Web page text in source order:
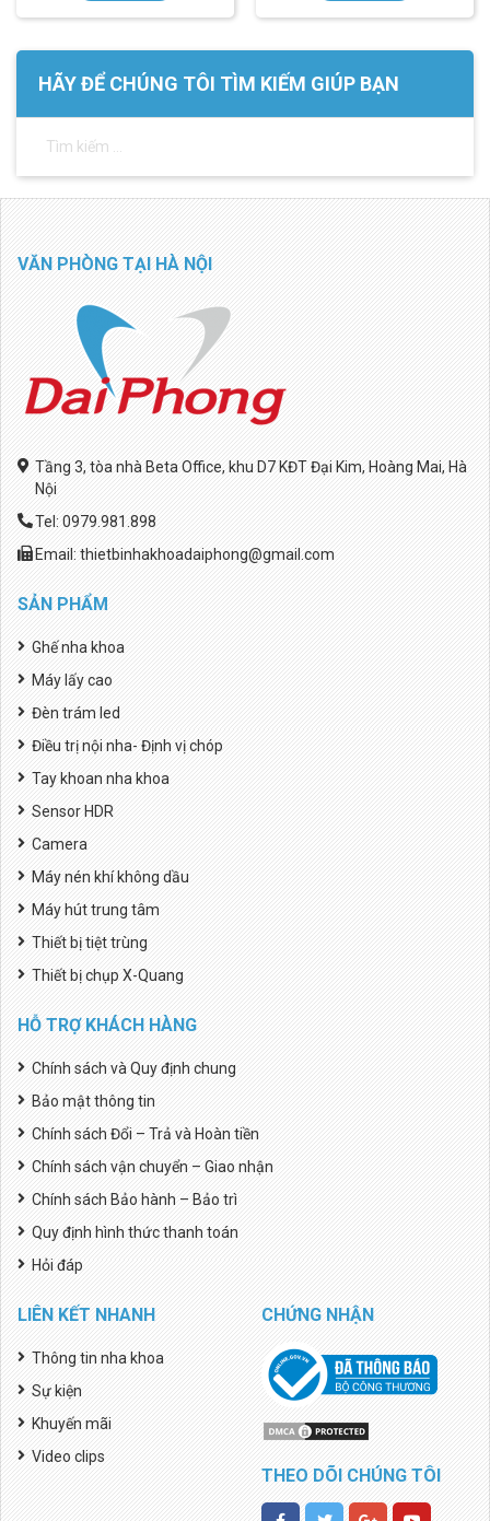
HÃY ĐỂ CHÚNG TÔI TÌM KIẾM GIÚP BẠN
VĂN PHÒNG TẠI HÀ NỘI
Tầng 3, tòa nhà Beta Office, khu D7 KĐT Đại Kim, Hoàng Mai, Hà
Nội
Tel: 0979.981.898
Email: thietbinhakhoadaiphong@gmail.com
SẢN PHẨM
Ghế nha khoa
Máy lấy cao
Đèn trám led
Điều trị nội nha- Định vị chóp
Tay khoan nha khoa
Sensor HDR
Camera
Máy nén khí không dầu
Máy hút trung tâm
Thiết bị tiệt trùng
Thiết bị chụp X-Quang
HỖ TRỢ KHÁCH HÀNG
Chính sách và Quy định chung
Bảo mật thông tin
Chính sách Đổi – Trả và Hoàn tiền
Chính sách vận chuyển – Giao nhận
Chính sách Bảo hành – Bảo trì
Quy định hình thức thanh toán
Hỏi đáp
LIÊN KẾT NHANH
Thông tin nha khoa
Sự kiện
Khuyến mãi
Video clips
CHỨNG NHẬN
THEO DÕI CHÚNG TÔI